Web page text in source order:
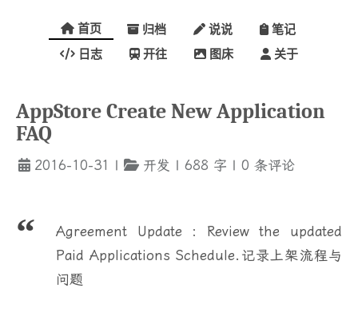
首页 归档 说说 笔记
日志 开往 图床 关于
AppStore Create New Application
FAQ
2016-10-31 | 开发 | 688 字 | 0 条评论
Agreement Update : Review the updated
Paid Applications Schedule.记录上架流程与
问题